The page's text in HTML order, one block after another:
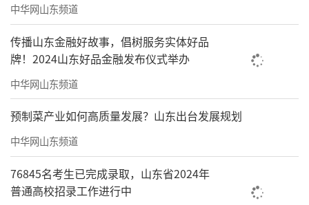
中华网山东频道
传播山东金融好故事，倡树服务实体好品
牌！2024山东好品金融发布仪式举办
中华网山东频道
预制菜产业如何高质量发展？山东出台发展规划
中华网山东频道
76845名考生已完成录取，山东省2024年
普通高校招录工作进行中